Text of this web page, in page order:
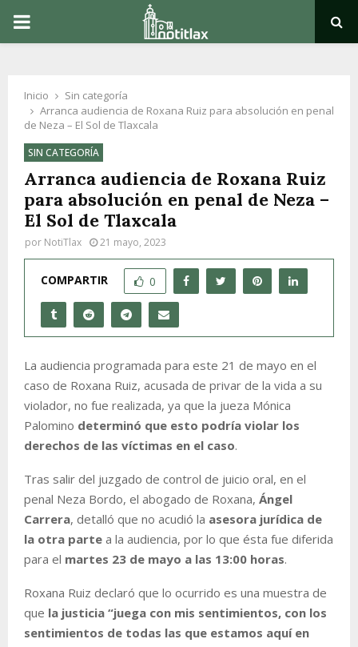
PRIMARY
Inicio
Sin categoría
Arranca audiencia de Roxana Ruiz para absolución en penal
de Neza – El Sol de Tlaxcala
SIN CATEGORÍA
Arranca audiencia de Roxana Ruiz
para absolución en penal de Neza –
El Sol de Tlaxcala
por NotiTlax 21 mayo, 2023
COMPARTIR 0
La audiencia programada para este 21 de mayo en el
caso de Roxana Ruiz, acusada de privar de la vida a su
violador, no fue realizada, ya que la jueza Mónica
Palomino determinó que esto podría violar los
derechos de las víctimas en el caso.
Tras salir del juzgado de control de juicio oral, en el
penal Neza Bordo, el abogado de Roxana, Ángel
Carrera, detalló que no acudió la asesora jurídica de
la otra parte a la audiencia, por lo que ésta fue diferida
para el martes 23 de mayo a las 13:00 horas.
Roxana Ruiz declaró que lo ocurrido es una muestra de
que la justicia “juega con mis sentimientos, con los
sentimientos de todas las que estamos aquí en